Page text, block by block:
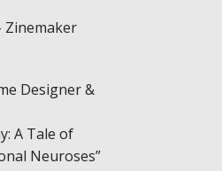
Zinemaker
Designer &
A Tale of
Neuroses”